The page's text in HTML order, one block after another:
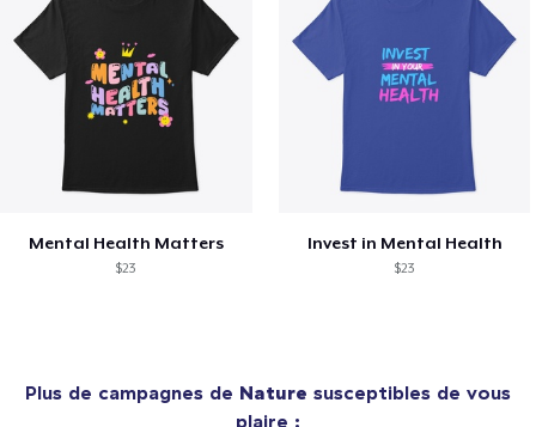
Mental Health Matters
$23
Invest in Mental Health
$23
Plus de campagnes de Nature susceptibles de vous
plaire :